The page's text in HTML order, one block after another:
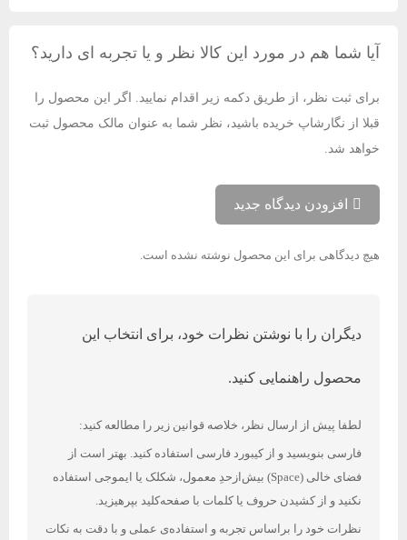
آیا شما هم در مورد این کالا نظر و یا تجربه ای دارید؟
برای ثبت نظر، از طریق دکمه زیر اقدام نمایید. اگر این محصول را
قبلا از نگارشاپ خریده باشید، نظر شما به عنوان مالک محصول ثبت
خواهد شد.
افزودن دیدگاه جدید
هیچ دیدگاهی برای این محصول نوشته نشده است.
دیگران را با نوشتن نظرات خود، برای انتخاب این
محصول راهنمایی کنید.
لطفا پیش از ارسال نظر، خلاصه قوانین زیر را مطالعه کنید:
فارسی بنویسید و از کیبورد فارسی استفاده کنید. بهتر است از
فضای خالی (Space) بیش‌از‌حدِ معمول، شکلک یا ایموجی استفاده
نکنید و از کشیدن حروف یا کلمات با صفحه‌کلید بپرهیزید.
نظرات خود را براساس تجربه و استفاده‌ی عملی و با دقت به نکات